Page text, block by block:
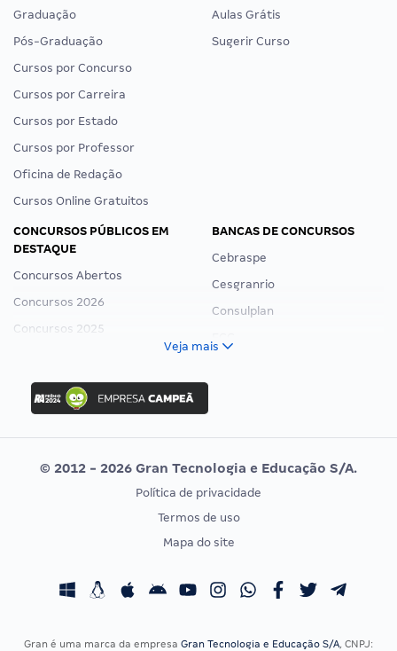
Graduação
Pós-Graduação
Cursos por Concurso
Cursos por Carreira
Cursos por Estado
Cursos por Professor
Oficina de Redação
Cursos Online Gratuitos
Aulas Grátis
Sugerir Curso
CONCURSOS PÚBLICOS EM
DESTAQUE
Concursos Abertos
Concursos 2026
Concursos 2025
Concurso Ibama
Concurso MPU
Editais publicados
BANCAS DE CONCURSOS
Cebraspe
Cesgranrio
Consulplan
Vunesp
CONCURSOS POR PROFISSÃO
Concursos Fiscais
EXAME DE ORDEM
Calendário OAB
Veja mais
© 2012 - 2026 Gran Tecnologia e Educação S/A.
Política de privacidade
Termos de uso
Mapa do site
Gran é uma marca da empresa Gran Tecnologia e Educação S/A, CNPJ: